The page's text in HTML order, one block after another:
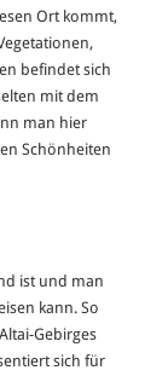
Ort kommt,
befindet sich
mit dem
man hier
Schönheiten
ist und man
kann. So
Gebirges
sich für